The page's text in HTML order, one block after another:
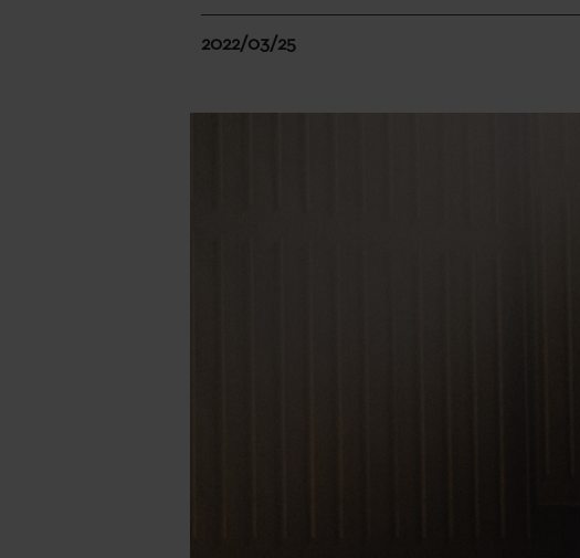
2022/03/25